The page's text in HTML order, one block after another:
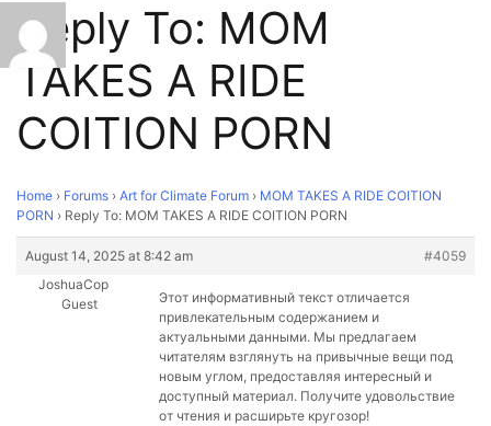
Reply To: MOM
TAKES A RIDE
COITION PORN
Home › Forums › Art for Climate Forum › MOM TAKES A RIDE COITION
PORN › Reply To: MOM TAKES A RIDE COITION PORN
August 14, 2025 at 8:42 am
#4059
JoshuaCop
Guest
Этот информативный текст отличается
привлекательным содержанием и
актуальными данными. Мы предлагаем
читателям взглянуть на привычные вещи под
новым углом, предоставляя интересный и
доступный материал. Получите удовольствие
от чтения и расширьте кругозор!